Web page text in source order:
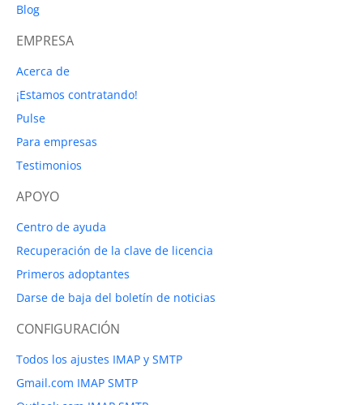
Blog
EMPRESA
Acerca de
¡Estamos contratando!
Pulse
Para empresas
Testimonios
APOYO
Centro de ayuda
Recuperación de la clave de licencia
Primeros adoptantes
Darse de baja del boletín de noticias
CONFIGURACIÓN
Todos los ajustes IMAP y SMTP
Gmail.com IMAP SMTP